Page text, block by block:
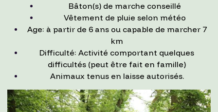
Bâton(s) de marche conseillé
Vêtement de pluie selon météo
Age: à partir de 6 ans ou capable de marcher 7
km
Difficulté: Activité comportant quelques
difficultés (peut être fait en famille)
Animaux tenus en laisse autorisés.